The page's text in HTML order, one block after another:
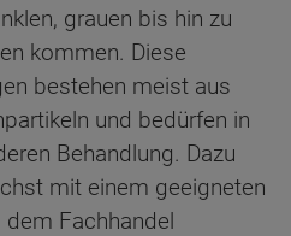
grauen bis hin zu
kommen. Diese
bestehen meist aus
und bedürfen in
Behandlung. Dazu
mit einem geeigneten
Fachhandel